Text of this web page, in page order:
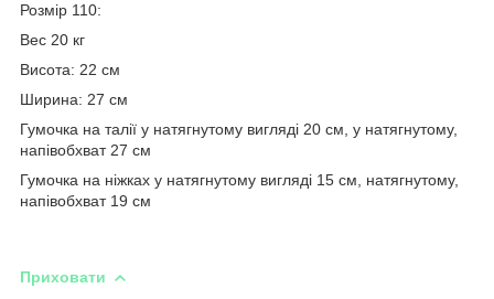
Розмір 110:
Вес 20 кг
Висота: 22 см
Ширина: 27 см
Гумочка на талії у натягнутому вигляді 20 см, у натягнутому,
напівобхват 27 см
Гумочка на ніжках у натягнутому вигляді 15 см, натягнутому,
напівобхват 19 см
Приховати